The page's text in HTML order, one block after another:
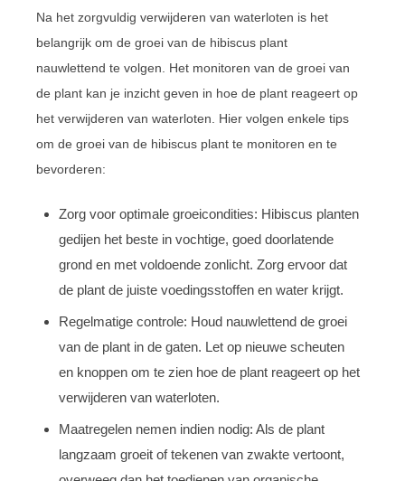
Na het zorgvuldig verwijderen van waterloten is het
belangrijk om de groei van de hibiscus plant
nauwlettend te volgen. Het monitoren van de groei van
de plant kan je inzicht geven in hoe de plant reageert op
het verwijderen van waterloten. Hier volgen enkele tips
om de groei van de hibiscus plant te monitoren en te
bevorderen:
Zorg voor optimale groeicondities: Hibiscus planten
gedijen het beste in vochtige, goed doorlatende
grond en met voldoende zonlicht. Zorg ervoor dat
de plant de juiste voedingsstoffen en water krijgt.
Regelmatige controle: Houd nauwlettend de groei
van de plant in de gaten. Let op nieuwe scheuten
en knoppen om te zien hoe de plant reageert op het
verwijderen van waterloten.
Maatregelen nemen indien nodig: Als de plant
langzaam groeit of tekenen van zwakte vertoont,